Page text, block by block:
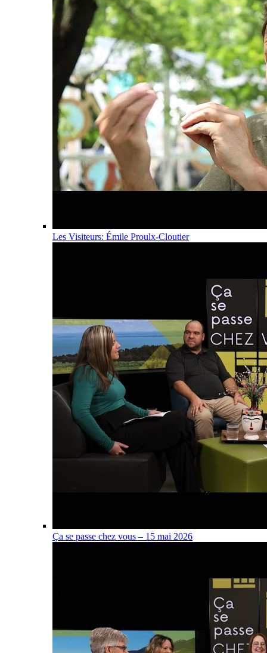
Les Visiteurs: Émile Proulx-Cloutier
Ça se passe chez vous – 15 mai 2026